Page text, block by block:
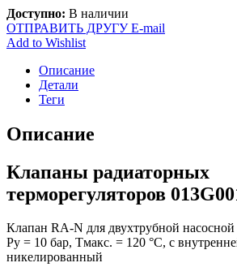
Доступно: В наличии
ОТПРАВИТЬ ДРУГУ E-mail
Add to Wishlist
Описание
Детали
Теги
Описание
Клапаны радиаторных
терморегуляторов
Клапан RA-N для двухтрубной
Ру = 10 бар, Тмакс. = 120 °С, с
никелированный